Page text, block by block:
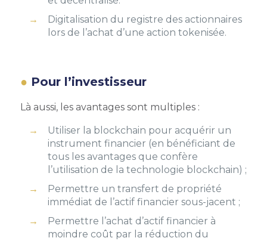
Digitalisation du registre des actionnaires
lors de l’achat d’une action tokenisée.
Pour l’investisseur
Là aussi, les avantages sont multiples :
Utiliser la blockchain pour acquérir un
instrument financier (en bénéficiant de
tous les avantages que confère
l’utilisation de la technologie blockchain) ;
Permettre un transfert de propriété
immédiat de l’actif financier sous-jacent ;
Permettre l’achat d’actif financier à
moindre coût par la réduction du